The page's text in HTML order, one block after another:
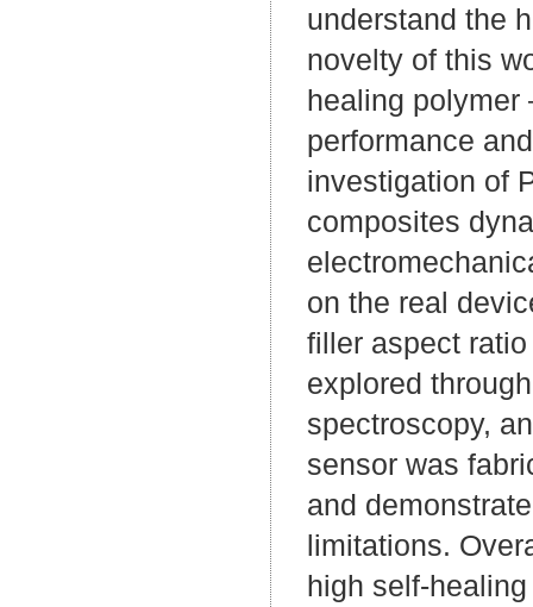
understand the
novelty of this
healing polymer
performance
investigation of
composites
on the real
filler aspect
explored
spectroscopy,
sensor was
and
limitations.
high self-